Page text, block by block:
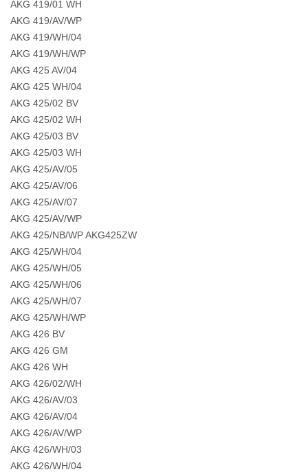
AKG 419/01 WH
AKG 419/AV/WP
AKG 419/WH/04
AKG 419/WH/WP
AKG 425 AV/04
AKG 425 WH/04
AKG 425/02 BV
AKG 425/02 WH
AKG 425/03 BV
AKG 425/03 WH
AKG 425/AV/05
AKG 425/AV/06
AKG 425/AV/07
AKG 425/AV/WP
AKG 425/NB/WP AKG425ZW
AKG 425/WH/04
AKG 425/WH/05
AKG 425/WH/06
AKG 425/WH/07
AKG 425/WH/WP
AKG 426 BV
AKG 426 GM
AKG 426 WH
AKG 426/02/WH
AKG 426/AV/03
AKG 426/AV/04
AKG 426/AV/WP
AKG 426/WH/03
AKG 426/WH/04